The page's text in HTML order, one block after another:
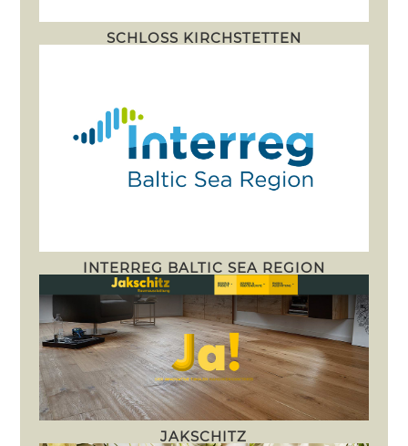
SCHLOSS KIRCHSTETTEN
INTERREG BALTIC SEA REGION
JAKSCHITZ